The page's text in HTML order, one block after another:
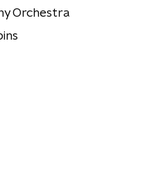
Orchestra